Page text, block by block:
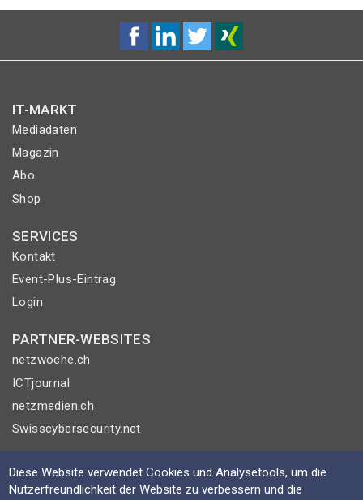
IT-MARKT
Mediadaten
Magazin
Abo
Shop
SERVICES
Kontakt
Event-Plus-Eintrag
Login
PARTNER-WEBSITES
netzwoche.ch
ICTjournal
netzmedien.ch
Swisscybersecurity.net
© NETZMEDIEN AG 2026
Impressum
Diese Website verwendet Cookies und Analysetools, um die
Nutzerfreundlichkeit der Website zu verbessern und die